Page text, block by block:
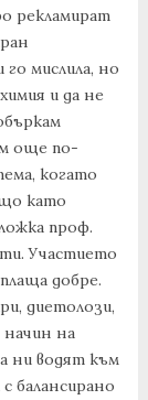
рекламират
мислила, но
и да не
още по-
когато
като
проф.
Участието
добре.
диетолози,
начин на
ни водят към
балансирано